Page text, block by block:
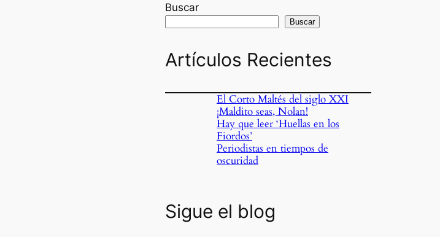
Buscar
Buscar
Artículos Recientes
El Corto Maltés del siglo XXI
¡Maldito seas, Nolan!
Hay que leer ‘Huellas en los
Fiordos’
Periodistas en tiempos de
oscuridad
Sigue el blog